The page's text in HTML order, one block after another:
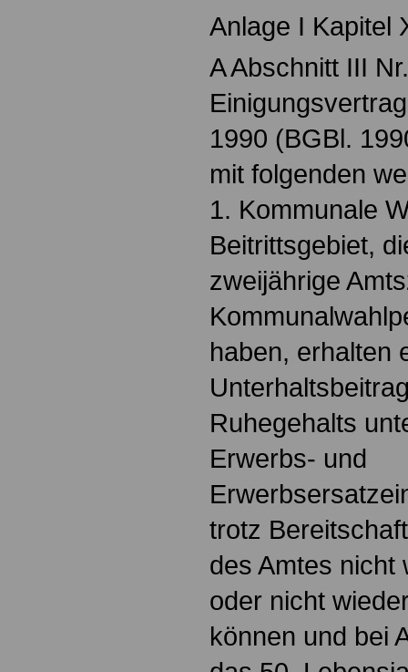
Anlage I Kapitel
A Abschnitt III
1990 (BGBl.
mit folgenden
1. Kommunale
Beitrittsgebiet,
zweijährige
haben, erhalten
Ruhegehalts
Erwerbs- und
trotz
des Amtes nicht
oder nicht
können und bei